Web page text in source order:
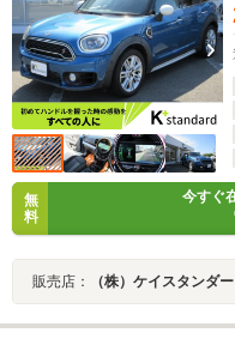
無
料
今すぐ
販売店： （株）ケイスタンダ